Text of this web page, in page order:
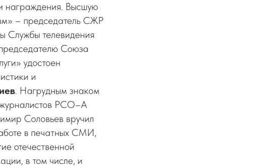
награждения. Высшую
– председатель СЖР
Службы телевидения
Союза
удостоен
и
. Нагрудным знаком
РСО–А
Соловьев вручил
в печатных СМИ,
отечественной
в том числе, и